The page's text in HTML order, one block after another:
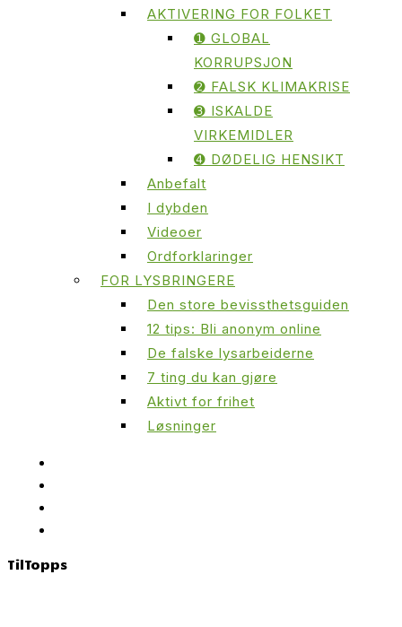
AKTIVERING FOR FOLKET
➊ GLOBAL
KORRUPSJON
➋ FALSK KLIMAKRISE
➌ ISKALDE
VIRKEMIDLER
➍ DØDELIG HENSIKT
Anbefalt
I dybden
Videoer
Ordforklaringer
FOR LYSBRINGERE
Den store bevissthetsguiden
12 tips: Bli anonym online
De falske lysarbeiderne
7 ting du kan gjøre
Aktivt for frihet
Løsninger
TilTopps